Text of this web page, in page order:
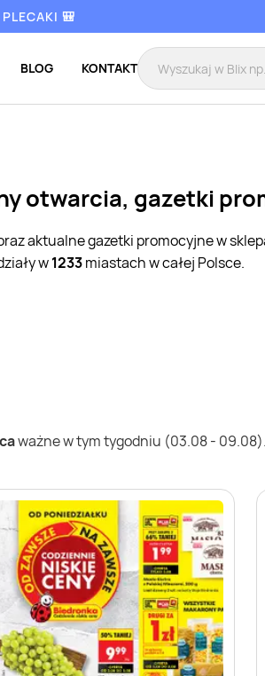
🎒
BLOG KONTAKT
otwarcia, gazetki
aktualne gazetki promocyjne w
w1233miastach w całej Polsce.
ważne w tym tygodniu (03.08 -